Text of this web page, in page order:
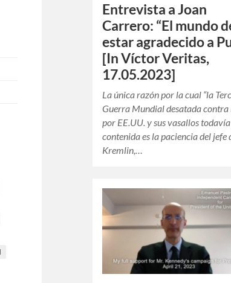
Entrevista a Joan
Carrero: “El mundo
estar agradecido a
[In Víctor Veritas,
17.05.2023]
La única razón por la cual “la
Guerra Mundial desatada contra
por EE.UU. y sus vasallos
contenida es la paciencia del jefe
Kremlin,…